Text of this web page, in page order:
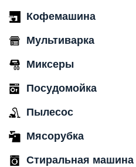
Кофемашина
Мультиварка
Миксеры
Посудомойка
Пылесос
Мясорубка
Стиральная машина